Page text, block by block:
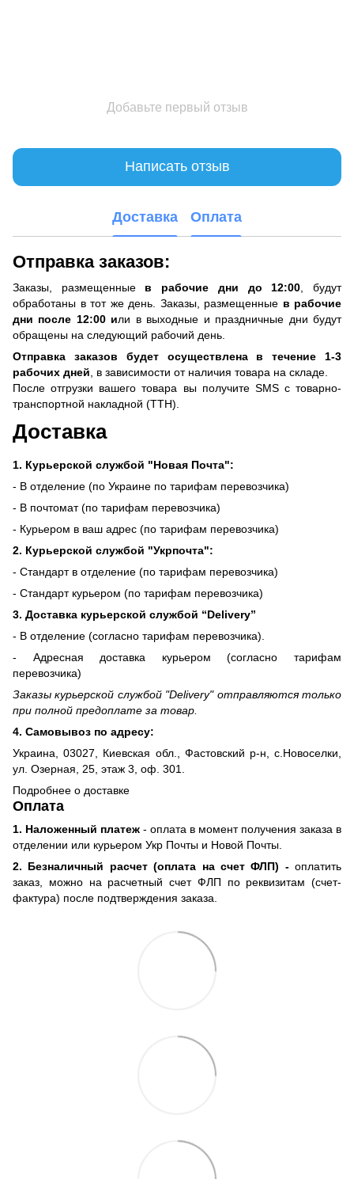
Добавьте первый отзыв
Написать отзыв
Доставка Оплата
Отправка заказов:
Заказы, размещенные в рабочие дни до 12:00 , будут
обработаны в тот же день. Заказы, размещенные в рабочие
дни после 12:00 или в выходные и праздничные дни будут
обращены на следующий рабочий день.
Отправка заказов будет осуществлена ​​в течение 1-3
рабочих дней , в зависимости от наличия товара на складе.
После отгрузки вашего товара вы получите SMS с товарно-
транспортной накладной (ТТН).
Доставка
1. Курьерской службой "Новая Почта":
- В отделение (по Украине по тарифам перевозчика)
- В почтомат (по тарифам перевозчика)
- Курьером в ваш адрес (по тарифам перевозчика)
2. Курьерской службой "Укрпочта":
- Стандарт в отделение (по тарифам перевозчика)
- Стандарт курьером (по тарифам перевозчика)
3. Доставка курьерской службой “Delivery”
- В отделение (согласно тарифам перевозчика).
- Адресная доставка курьером (согласно тарифам
перевозчика)
Заказы курьерской службой "Delivery" отправляются только
при полной предоплате за товар.
4. Самовывоз по адресу:
Украина, 03027, Киевская обл., Фастовский р-н, с.Новоселки,
ул. Озерная, 25, этаж 3, оф. 301.
Подробнее о доставке
Оплата
1. Наложенный платеж - оплата в момент получения заказа в
отделении или курьером Укр Почты и Новой Почты.
2. Безналичный расчет (оплата на счет ФЛП) -оплатить
заказ, можно на расчетный счет ФЛП по реквизитам (счет-
фактура) после подтверждения заказа.